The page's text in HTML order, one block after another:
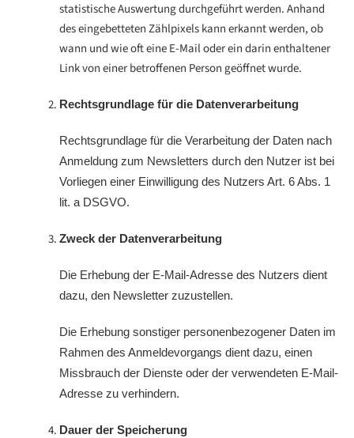
statistische Auswertung durchgeführt werden. Anhand
des eingebetteten Zählpixels kann erkannt werden, ob
wann und wie oft eine E-Mail oder ein darin enthaltener
Link von einer betroffenen Person geöffnet wurde.
Rechtsgrundlage für die Datenverarbeitung
Rechtsgrundlage für die Verarbeitung der Daten nach
Anmeldung zum Newsletters durch den Nutzer ist bei
Vorliegen einer Einwilligung des Nutzers Art. 6 Abs. 1
lit. a DSGVO.
Zweck der Datenverarbeitung
Die Erhebung der E-Mail-Adresse des Nutzers dient
dazu, den Newsletter zuzustellen.
Die Erhebung sonstiger personenbezogener Daten im
Rahmen des Anmeldevorgangs dient dazu, einen
Missbrauch der Dienste oder der verwendeten E-Mail-
Adresse zu verhindern.
Dauer der Speicherung